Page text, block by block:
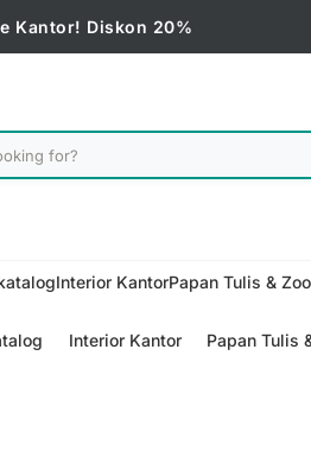
Kantor! Diskon 20%
Interior KantorPapan Tulis &
Interior Kantor Papan Tulis